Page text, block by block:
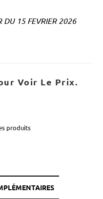
DU 15 FEVRIER 2026
Voir Le Prix.
produits